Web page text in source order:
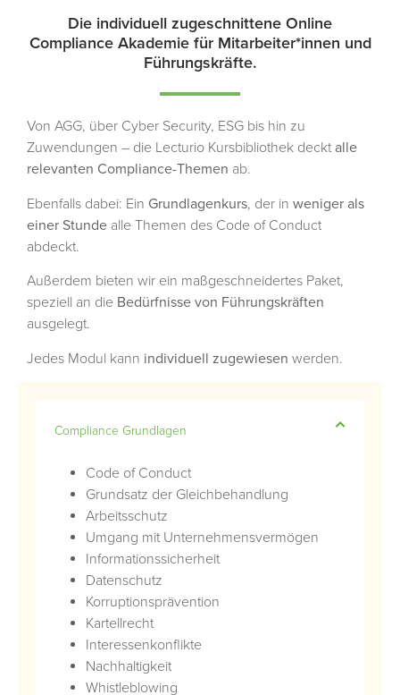
Die individuell zugeschnittene Online
Compliance Akademie für Mitarbeiter*innen und
Führungskräfte.
Von AGG, über Cyber Security, ESG bis hin zu
Zuwendungen – die Lecturio Kursbibliothek deckt alle
relevanten Compliance-Themen ab.
Ebenfalls dabei: Ein Grundlagenkurs, der in weniger als
einer Stunde alle Themen des Code of Conduct
abdeckt.
Außerdem bieten wir ein maßgeschneidertes Paket,
speziell an die Bedürfnisse von Führungskräften
ausgelegt.
Jedes Modul kann individuell zugewiesen werden.
Compliance Grundlagen
Code of Conduct
Grundsatz der Gleichbehandlung
Arbeitsschutz
Umgang mit Unternehmensvermögen
Informationssicherheit
Datenschutz
Korruptionsprävention
Kartellrecht
Interessenkonflikte
Nachhaltigkeit
Whistleblowing